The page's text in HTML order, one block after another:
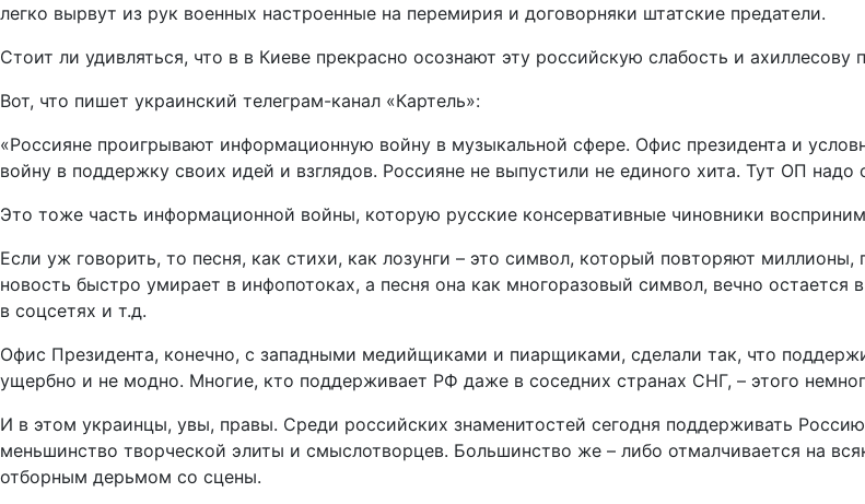
легко вырвут из рук военных настроенные на перемирия и договорняки штатские предатели.
Стоит ли удивляться, что в в Киеве прекрасно осознают эту российскую слабость и ахиллесову
Вот, что пишет украинский телеграм-канал «Картель»:
«Россияне проигрывают информационную войну в музыкальной сфере. Офис президента и
войну в поддержку своих идей и взглядов. Россияне не выпустили не единого хита. Тут ОП
Это тоже часть информационной войны, которую русские консервативные чиновники
Если уж говорить, то песня, как стихи, как лозунги – это символ, который повторяют миллионы,
новость быстро умирает в инфопотоках, а песня она как многоразовый символ, вечно
в соцсетях и т.д.
Офис Президента, конечно, с западными медийщиками и пиарщиками, сделали так, что
ущербно и не модно. Многие, кто поддерживает РФ даже в соседних странах СНГ, – этого
И в этом украинцы, увы, правы. Среди российских знаменитостей сегодня поддерживать
меньшинство творческой элиты и смыслотворцев. Большинство же – либо отмалчивается на
отборным дерьмом со сцены.